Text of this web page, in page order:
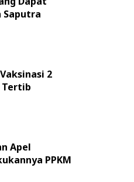
Saputra
2
Tertib
Apel
PPKM